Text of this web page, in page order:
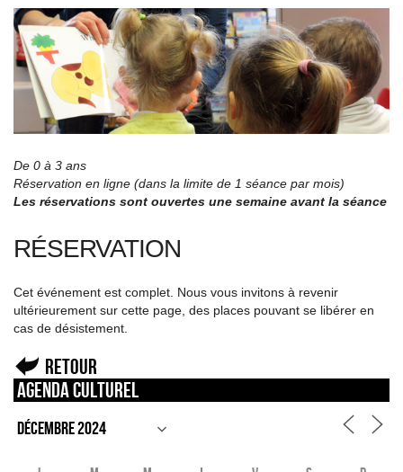
De 0 à 3 ans
Réservation en ligne (dans la limite de 1 séance par mois)
Les réservations sont ouvertes une semaine avant la séance
RÉSERVATION
Cet événement est complet. Nous vous invitons à revenir
ultérieurement sur cette page, des places pouvant se libérer en
cas de désistement.
Retour
Agenda culturel